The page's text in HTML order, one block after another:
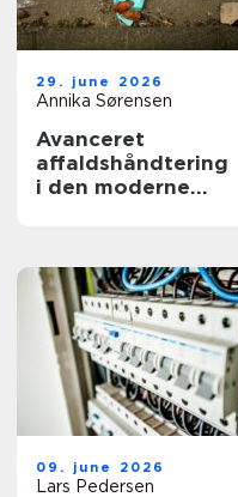
29. june 2026
Annika Sørensen
Avanceret
affaldshåndtering
i den moderne
09. june 2026
Lars Pedersen